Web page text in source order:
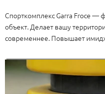
Спорткомплекс Garra Froce —
объект. Делает вашу
современнее. Повышает имидж